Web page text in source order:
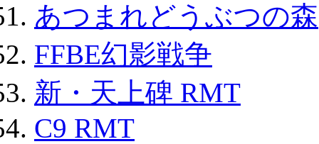
あつまれどうぶつの森
FFBE幻影戦争
新・天上碑 RMT
C9 RMT